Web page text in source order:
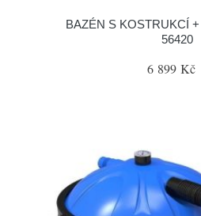
BAZÉN S KOSTRUKCÍ
56420
6 899 Kč